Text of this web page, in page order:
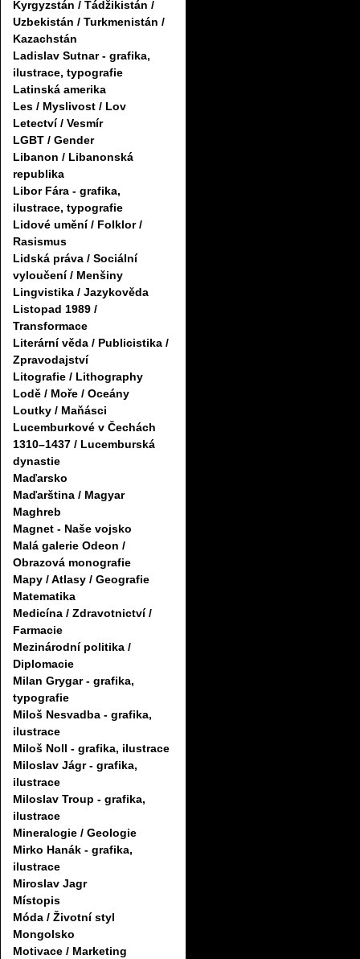
Kyrgyzstán / Tádžikistán /
Uzbekistán / Turkmenistán /
Kazachstán
Ladislav Sutnar - grafika,
ilustrace, typografie
Latinská amerika
Les / Myslivost / Lov
Letectví / Vesmír
LGBT / Gender
Libanon / Libanonská
republika
Libor Fára - grafika,
ilustrace, typografie
Lidové umění / Folklor /
Rasismus
Lidská práva / Sociální
vyloučení / Menšiny
Lingvistika / Jazykověda
Listopad 1989 /
Transformace
Literární věda / Publicistika /
Zpravodajství
Litografie / Lithography
Lodě / Moře / Oceány
Loutky / Maňásci
Lucemburkové v Čechách
1310–1437 / Lucemburská
dynastie
Maďarsko
Maďarština / Magyar
Maghreb
Magnet - Naše vojsko
Malá galerie Odeon /
Obrazová monografie
Mapy / Atlasy / Geografie
Matematika
Medicína / Zdravotnictví /
Farmacie
Mezinárodní politika /
Diplomacie
Milan Grygar - grafika,
typografie
Miloš Nesvadba - grafika,
ilustrace
Miloš Noll - grafika, ilustrace
Miloslav Jágr - grafika,
ilustrace
Miloslav Troup - grafika,
ilustrace
Mineralogie / Geologie
Mirko Hanák - grafika,
ilustrace
Miroslav Jagr
Místopis
Móda / Životní styl
Mongolsko
Motivace / Marketing